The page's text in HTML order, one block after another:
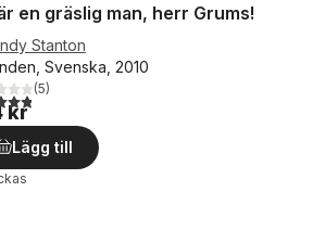
en gräslig man, herr Grums!
Stanton
Svenska, 2010
5 stjärnor. Totalt antal röster:
(5)
kr
Lägg till